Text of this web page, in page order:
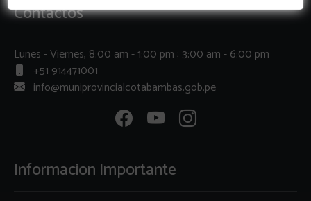
Contactos
Lunes - Viernes, 8:00 am - 1:00 pm ; 3:00 am - 6:00 pm
+51 914471001
info@muniprovincialcotabambas.gob.pe
Informacion Importante